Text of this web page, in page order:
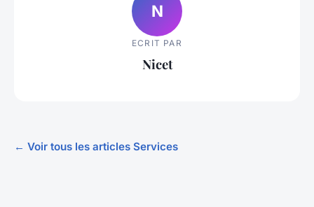
N
ECRIT PAR
Nicet
← Voir tous les articles Services